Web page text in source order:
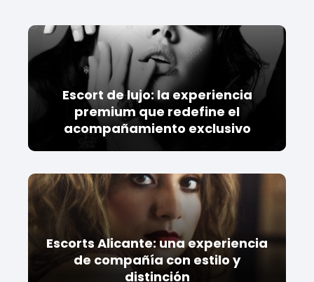
Escort de lujo: la experiencia
premium que redefine el
acompañamiento exclusivo
Escorts Alicante: una experiencia
de compañía con estilo y
distinción